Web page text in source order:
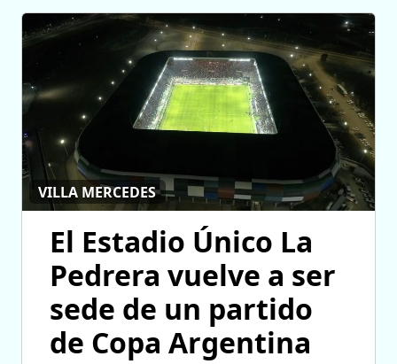
VILLA MERCEDES
El Estadio Único La
Pedrera vuelve a ser
sede de un partido
de Copa Argentina